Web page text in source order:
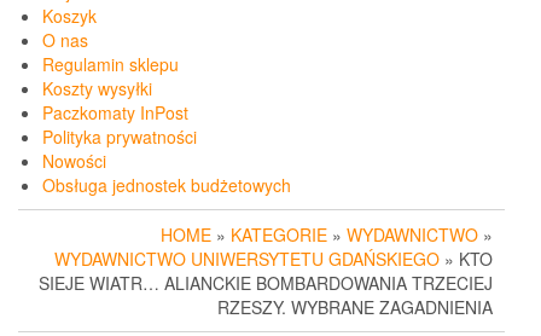
Koszyk
O nas
Regulamin sklepu
Koszty wysyłki
Paczkomaty InPost
Polityka prywatności
Nowości
Obsługa jednostek budżetowych
HOME » KATEGORIE » WYDAWNICTWO »
WYDAWNICTWO UNIWERSYTETU GDAŃSKIEGO » KTO
SIEJE WIATR… ALIANCKIE BOMBARDOWANIA TRZECIEJ
RZESZY. WYBRANE ZAGADNIENIA